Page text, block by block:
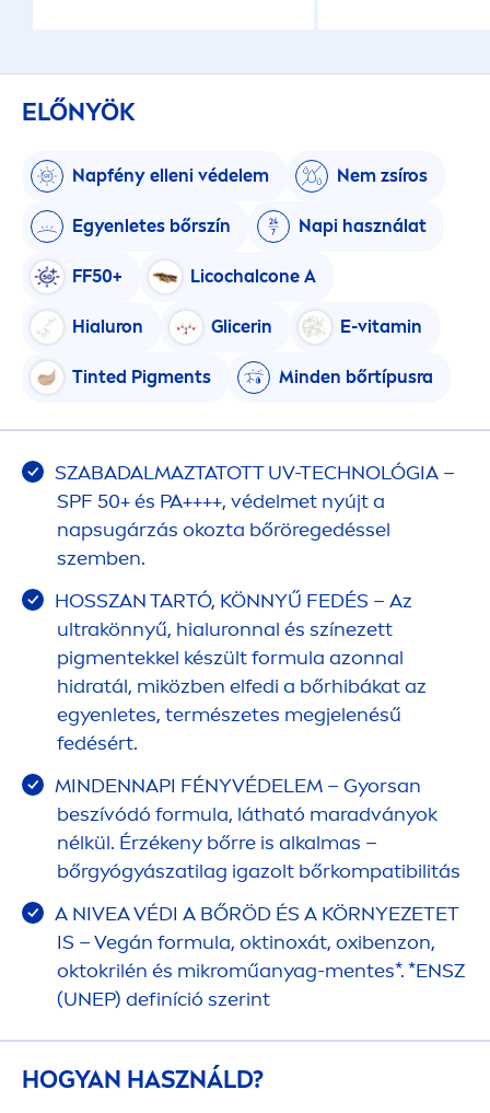
ELŐNYÖK
Napfény elleni védelem Nem zsíros
Egyenletes bőrszín Napi használat
FF50+ Licochalcone A
Hialuron Glicerin E-vitamin
Tinted Pigments Minden bőrtípusra
SZABADALMAZTATOTT UV-TECHNOLÓGIA –
SPF 50+ és PA++++, védelmet nyújt a
napsugárzás okozta bőröregedéssel
szemben.
HOSSZAN TARTÓ, KÖNNYŰ FEDÉS – Az
ultrakönnyű, hialuronnal és színezett
pigmentekkel készült formula azonnal
hidratál, miközben elfedi a bőrhibákat az
egyenletes, természetes megjelenésű
fedésért.
MINDENNAPI FÉNYVÉDELEM – Gyorsan
beszívódó formula, látható maradványok
nélkül. Érzékeny bőrre is alkalmas –
bőrgyógyászatilag igazolt bőrkompatibilitás
A NIVEAVÉDI A BŐRÖD ÉS A KÖRNYEZETET
IS – Vegán formula, oktinoxát, oxibenzon,
oktokrilén és mikroműanyag-mentes*. *ENSZ
(UNEP) definíció szerint
HOGYAN HASZNÁLD?